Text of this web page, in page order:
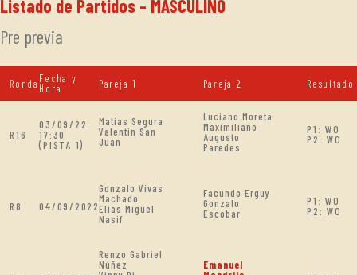
Listado de Partidos - MASCULINO
Pre previa
Ronda Fecha y
Hora
Pareja 1 Pareja 2 Resultado
R16
03/09/22
17:30
(PISTA 1)
Matias Segura
Valentin San
Juan
Luciano Moreta
Maximiliano
Augusto
Paredes
P1: WO
P2: WO
R8 04/09/2022
Gonzalo Vivas
Machado
Elias Miguel
Nasif
Facundo Erguy
Gonzalo
Escobar
P1: WO
P2: WO
Renzo Gabriel
Núñez
Emanuel